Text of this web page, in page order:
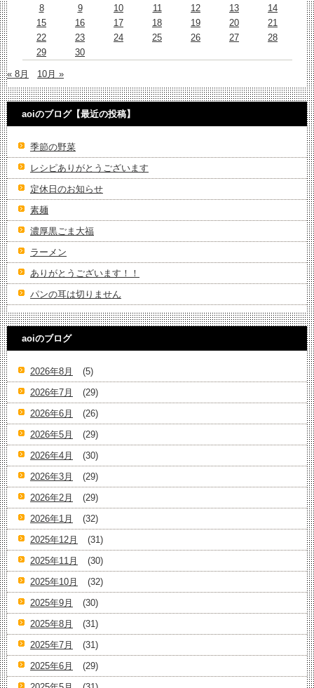
8
9 10 11 12 13
14
15
16 17 18 19 20
21
22
23 24 25 26 27
28
29
30
« 8月 10月 »
aoiのブログ【最近の投稿】
季節の野菜
レシピありがとうございます
定休日のお知らせ
素麺
濃厚黒ごま大福
ラーメン
ありがとうございます！！
パンの耳は切りません
aoiのブログ
2026年8月
(5)
2026年7月
(29)
2026年6月
(26)
2026年5月
(29)
2026年4月
(30)
2026年3月
(29)
2026年2月
(29)
2026年1月
(32)
2025年12月
(31)
2025年11月
(30)
2025年10月
(32)
2025年9月
(30)
2025年8月
(31)
2025年7月
(31)
2025年6月
(29)